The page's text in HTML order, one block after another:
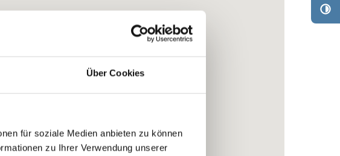
Über Cookies
für soziale Medien anbieten zu können
zu Ihrer Verwendung unserer